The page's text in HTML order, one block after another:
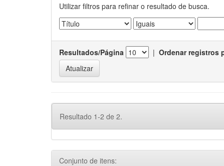
Utilizar filtros para refinar o resultado de busca.
Resultados/Página | Ordenar registros
Resultado 1-2 de 2.
Conjunto de itens: